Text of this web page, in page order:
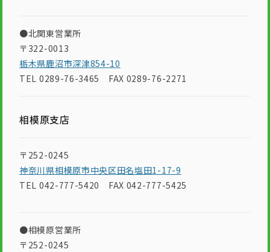
●北関東営業所
〒322-0013
栃木県鹿沼市深津854-10
TEL 0289-76-3465 FAX 0289-76-2271
相模原支店
〒252-0245
神奈川県相模原市中央区田名塩田1-17-9
TEL 042-777-5420 FAX 042-777-5425
●相模原営業所
〒252-0245